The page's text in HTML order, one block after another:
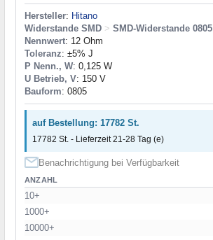
Hersteller: Hitano
Widerstande SMD > SMD-Widerstande 0805
Nennwert: 12 Ohm
Toleranz: ±5% J
P Nenn., W: 0,125 W
U Betrieb, V: 150 V
Bauform: 0805
auf Bestellung: 17782 St.
17782 St. - Lieferzeit 21-28 Tag (e)
Benachrichtigung bei Verfügbarkeit
ANZAHL
10+
1000+
10000+